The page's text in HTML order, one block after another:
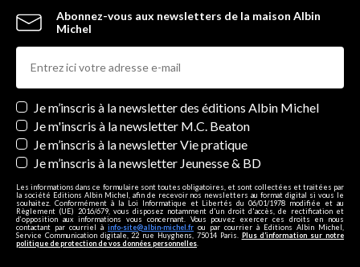
Abonnez-vous aux newsletters de la maison Albin
Michel
Newsletters
Je m’inscris à la newsletter des éditions Albin Michel
Je m'inscris à la newsletter M.C. Beaton
Je m’inscris à la newsletter Vie pratique
Je m’inscris à la newsletter Jeunesse & BD
Les informations dans ce formulaire sont toutes obligatoires, et sont collectées et traitées par
la société Editions Albin Michel, afin de recevoir nos newsletters au format digital si vous le
souhaitez. Conformément à la Loi Informatique et Libertés du 06/01/1978 modifiée et au
Règlement (UE) 2016/679, vous disposez notamment d'un droit d'accès, de rectification et
d’opposition aux informations vous concernant. Vous pouvez exercer ces droits en nous
contactant par courriel à info-site@albin-michel.fr ou par courrier à Editions Albin Michel,
Service Communication digitale, 22 rue Huyghens, 75014 Paris. Plus d’information sur notre
politique de protection de vos données personnelles